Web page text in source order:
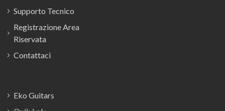
Supporto Tecnico
Registrazione Area
Riservata
Contattaci
Eko Guitars